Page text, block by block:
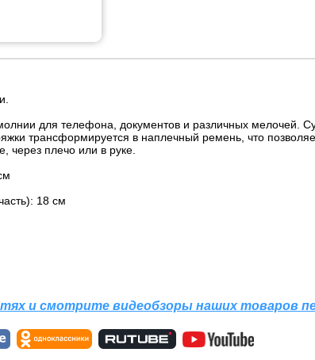
для телефона, документов и различных мелочей.
трансформируется в наплечный ремень, что
через плечо или в руке.
18 см
и смотрите видеобзоры наших товаров